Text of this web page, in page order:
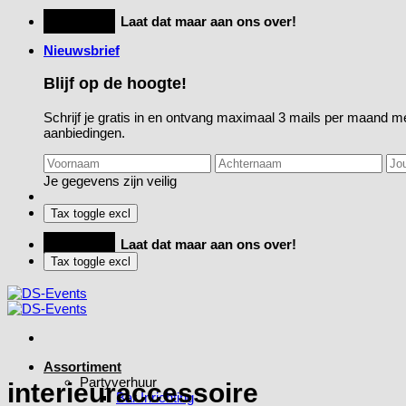
inhoud
Laat dat maar aan ons over!
Nieuwsbrief
Blijf op de hoogte!
Schrijf je gratis in en ontvang maximaal 3 mails per maand
aanbiedingen.
Je gegevens zijn veilig
Laat dat maar aan ons over!
Assortiment
Partyverhuur
Bar Inrichting
interieuraccessoire